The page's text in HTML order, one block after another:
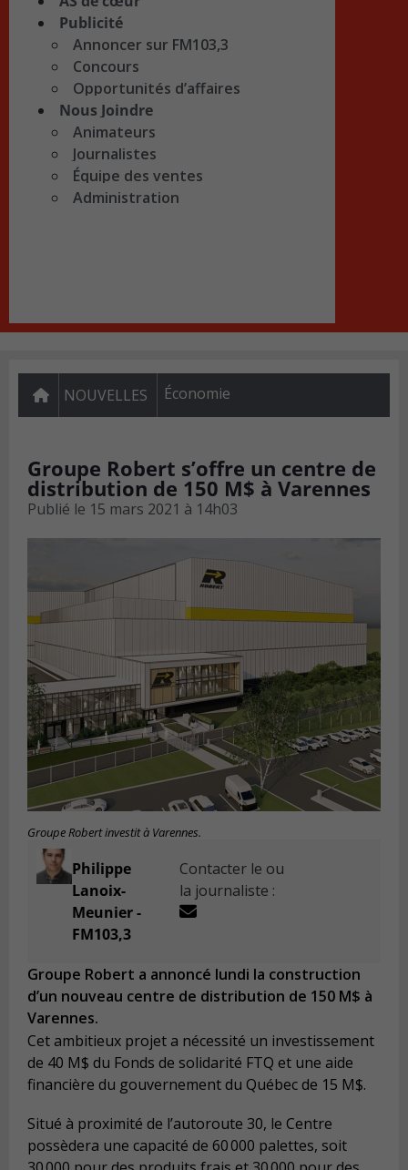
Publicité
Annoncer sur FM103,3
Concours
Opportunités d’affaires
Nous Joindre
Animateurs
Journalistes
Équipe des ventes
Administration
NOUVELLES Économie
Groupe Robert s’offre un centre de
distribution de 150 M$ à Varennes
Publié le 15 mars 2021 à 14h03
Groupe Robert investit à Varennes.
Philippe
Lanoix-
Meunier -
FM103,3
Contacter le ou
la journaliste :
Groupe Robert a annoncé lundi la construction
d’un nouveau centre de distribution de 150 M$ à
Varennes.
Cet ambitieux projet a nécessité un investissement
de 40 M$ du Fonds de solidarité FTQ et une aide
financière du gouvernement du Québec de 15 M$.
Situé à proximité de l’autoroute 30, le Centre
possèdera une capacité de 60 000 palettes, soit